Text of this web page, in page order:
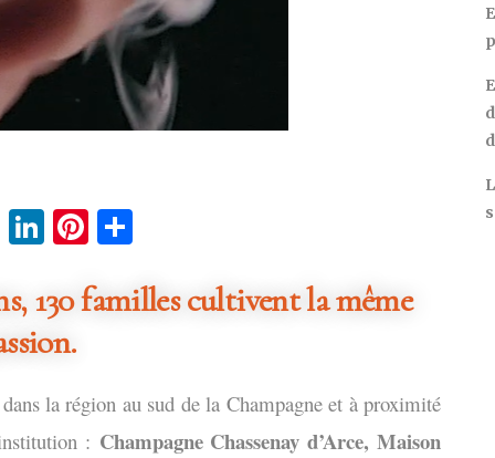
Twitter
LinkedIn
Pinterest
130 familles cultivent la même
la région au sud de la Champagne et à proximité
: Champagne Chassenay d’Arce, Maison